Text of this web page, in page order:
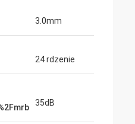
3.0mm
24 rdzenie
35dB